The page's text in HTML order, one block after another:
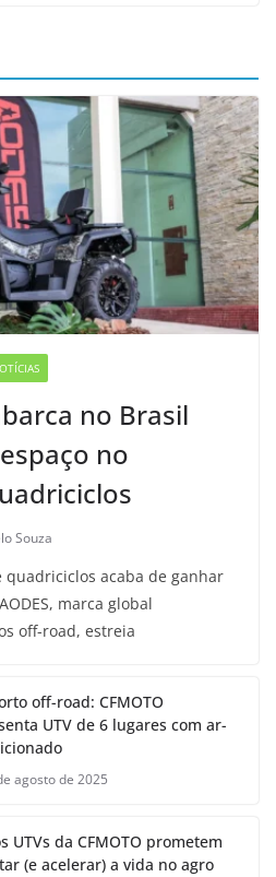
no Brasil
no
Souza
acaba de ganhar
marca global
off-road, estreia
off-road: CFMOTO
UTV de 6 lugares com ar-
agosto de 2025
UTVs da CFMOTO prometem
(e acelerar) a vida no agro